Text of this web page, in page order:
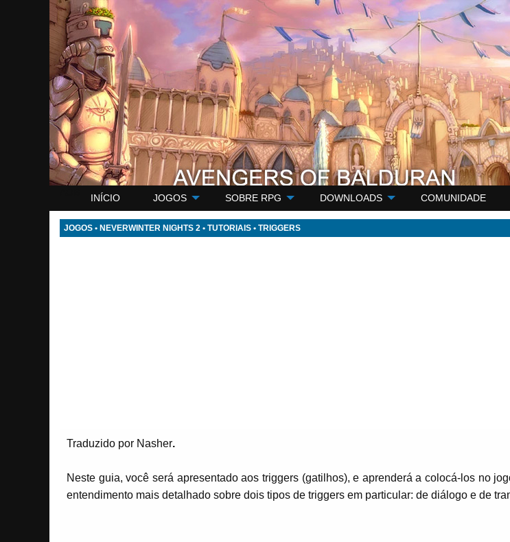
INÍCIO JOGOS SOBRE RPG DOWNLOADS COMUNIDADE
JOGOS • NEVERWINTER NIGHTS 2 • TUTORIAIS • TRIGGERS
Traduzido por Nasher.
Neste guia, você será apresentado aos triggers (gatilhos), e aprenderá a colocá-los no
entendimento mais detalhado sobre dois tipos de triggers em particular: de diálogo e de